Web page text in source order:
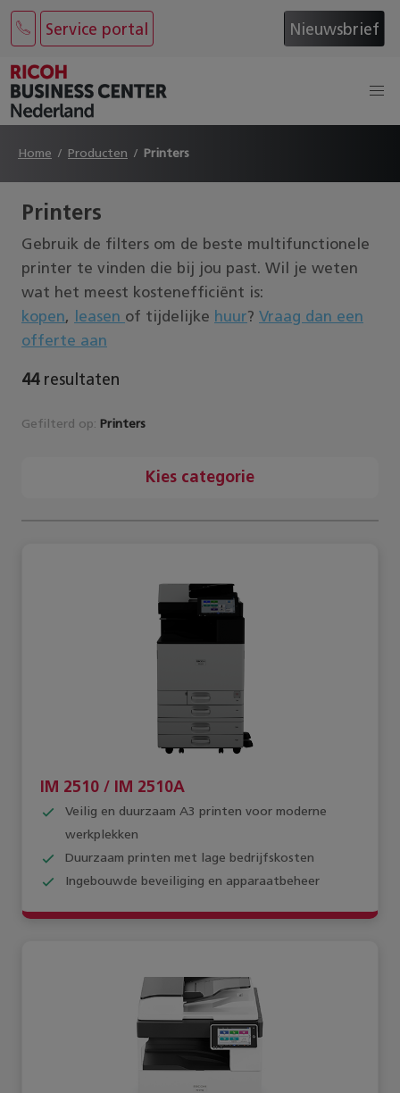
Service portal Nieuwsbrief
Home Producten Printers
Printers
Gebruik de filters om de beste multifunctionele
printer te vinden die bij jou past. Wil je weten
wat het meest kostenefficiënt is:
kopen, leasen of tijdelijke huur? Vraag dan een
offerte aan
44resultaten
Gefilterd op: Printers
Kies categorie
IM 2510 / IM 2510A
Veilig en duurzaam A3 printen voor moderne
werkplekken
Duurzaam printen met lage bedrijfskosten
Ingebouwde beveiliging en apparaatbeheer